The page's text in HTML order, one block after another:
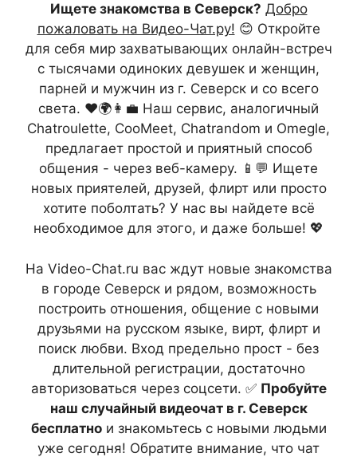
Ищете знакомства в Северск? Добро
пожаловать на Видео-Чат.ру! 😊 Откройте
для себя мир захватывающих онлайн-встреч
с тысячами одиноких девушек и женщин,
парней и мужчин из г. Северск и со всего
света. ❤️🌍👩‍💼 Наш сервис, аналогичный
Chatroulette, CooMeet, Chatrandom и Omegle,
предлагает простой и приятный способ
общения - через веб-камеру. 📱💬 Ищете
новых приятелей, друзей, флирт или просто
хотите поболтать? У нас вы найдете всё
необходимое для этого, и даже больше! 💖
На Video-Chat.ru вас ждут новые знакомства
в городе Северск и рядом, возможность
построить отношения, общение с новыми
друзьями на русском языке, вирт, флирт и
поиск любви. Вход предельно прост - без
длительной регистрации, достаточно
авторизоваться через соцсети. ✅ Пробуйте
наш случайный видеочат в г. Северск
бесплатнои знакомьтесь с новыми людьми
уже сегодня! Обратите внимание, что чат